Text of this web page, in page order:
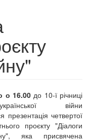
о 16.00 до 10-ї річниці
української війни
презентація четвертої
проєкту "Діалоги
яка присвячена